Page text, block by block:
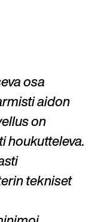
osa
aidon
on
houkutteleva.
tekniset